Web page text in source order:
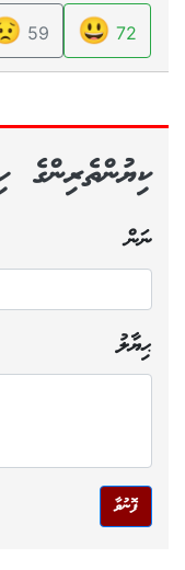
72
😃
59
ކިޔުންތެރިންގެ
ނަން
ޙިޔާލު
ފޮނުވާ